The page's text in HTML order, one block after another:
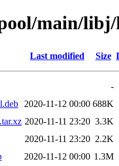
main/
Last modified Size
-
2020-11-12 00:00 688K
2020-11-11 23:20 3.3K
2020-11-11 23:20 2.2K
2020-11-12 00:00 1.3M